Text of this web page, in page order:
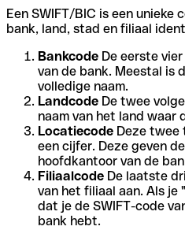
Een SWIFT/BIC is een unieke
bank, land, stad en filiaal
Bankcode De eerste
van de bank. Meestal is
volledige naam.
Landcode De twee
naam van het land waar
Locatiecode Deze twee
een cijfer. Deze geven
hoofdkantoor van de
Filiaalcode De laatste
van het filiaal aan. Als
dat je de SWIFT-code
bank hebt.